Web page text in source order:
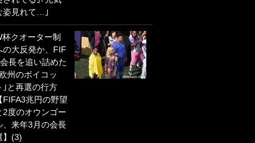
姿見れて…｣
杯クオーター制
の大反発か、FIF
長を追い詰めた
欧州のボイコッ
｣と再選の行方
【FIFA3兆円の野望
2度のオウンゴー
、来年3月の会長
】(3)